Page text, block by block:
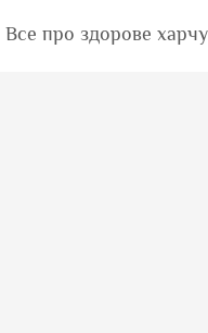
Все про здорове